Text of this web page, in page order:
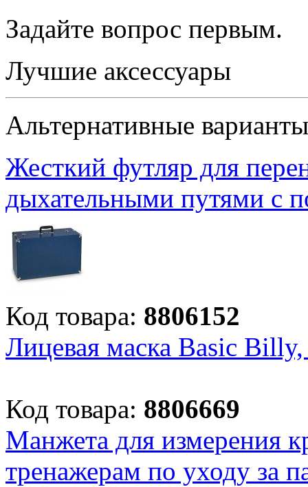
Задайте вопрос первым.
Лучшие аксессуары
Альтернативные варианты
Жесткий футляр для
дыхательными путями с
Код товара: 8806152
Лицевая маска Basic
Код товара: 8806669
Манжета для измерения
тренажерам по уходу за